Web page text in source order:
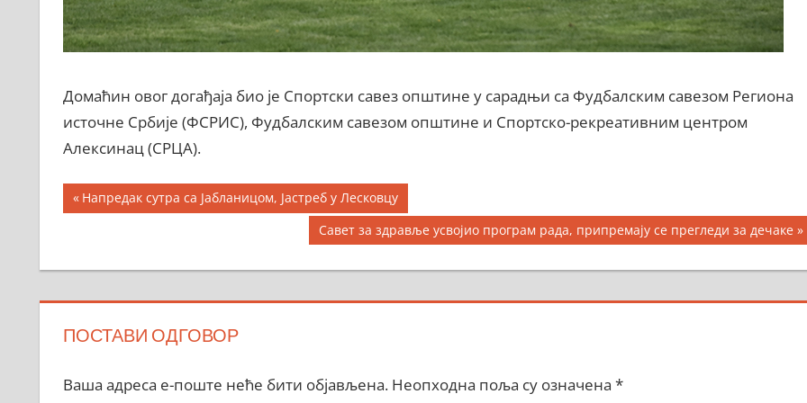
Домаћин овог догађаја био је Спортски савез општине у сарадњи са Фудбалским савезом Региона
источне Србије (ФСРИС), Фудбалским савезом општине и Спортско-рекреативним центром
Алексинац (СРЦА).
Кретање
Previous
Post:
Напредак сутра са Јабланицом, Јастреб у Лесковцу
Next
Post:
Савет за здравље усвојио програм рада, припремају се прегледи за дечаке
ПОСТАВИ ОДГОВОР
Ваша адреса е-поште неће бити објављена. Неопходна поља су означена *